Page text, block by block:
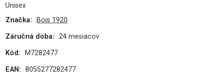
Unisex
Značka:
Bois 1920
Záručná doba: 24 mesiacov
Kód:
M7282477
EAN: 8055277282477